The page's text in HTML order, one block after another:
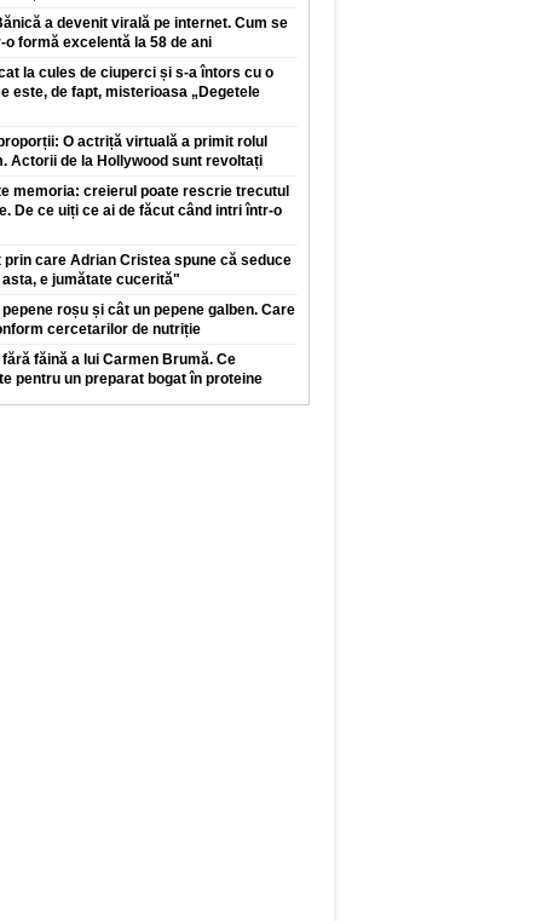
a devenit virală pe internet. Cum se
formă excelentă la 58 de ani
la cules de ciuperci și s-a întors cu o
este, de fapt, misterioasa „Degetele
O actriță virtuală a primit rolul
Actorii de la Hollywood sunt revoltați
memoria: creierul poate rescrie trecutul
De ce uiți ce ai de făcut când intri într-o
prin care Adrian Cristea spune că seduce
e jumătate cucerită"
roșu și cât un pepene galben. Care
cercetarilor de nutriție
fără făină a lui Carmen Brumă. Ce
pentru un preparat bogat în proteine